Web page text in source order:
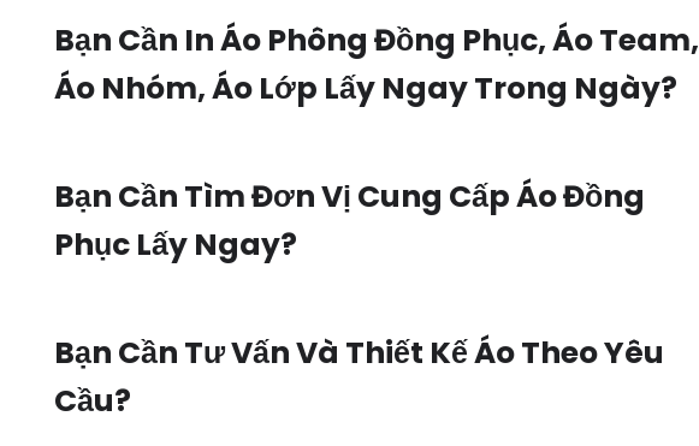
Bạn Cần In Áo Phông Đồng Phục, Áo Team,
Áo Nhóm, Áo Lớp Lấy Ngay Trong Ngày?
Bạn Cần Tìm Đơn Vị Cung Cấp Áo Đồng
Phục Lấy Ngay?
Bạn Cần Tư Vấn Và Thiết Kế Áo Theo Yêu
Cầu?